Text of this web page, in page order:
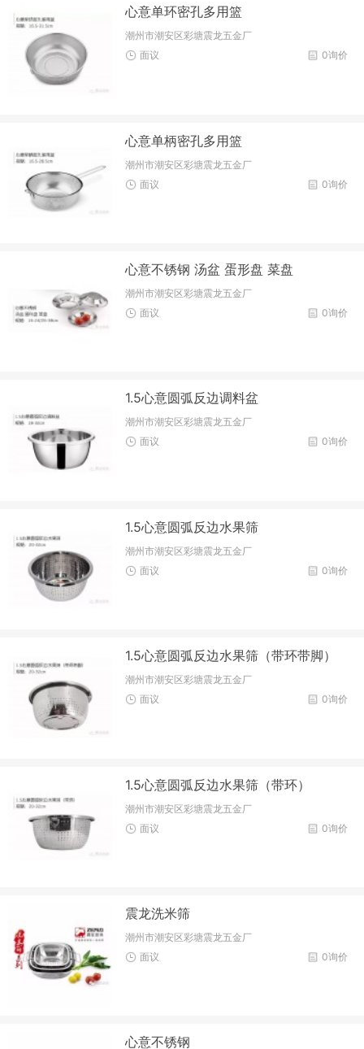
心意单环密孔多用篮
潮州市潮安区彩塘震龙五金厂
0询价
面议
心意单柄密孔多用篮
潮州市潮安区彩塘震龙五金厂
0询价
面议
心意不锈钢 汤盆 蛋形盘 菜盘
潮州市潮安区彩塘震龙五金厂
0询价
面议
1.5心意圆弧反边调料盆
潮州市潮安区彩塘震龙五金厂
0询价
面议
1.5心意圆弧反边水果筛
潮州市潮安区彩塘震龙五金厂
0询价
面议
1.5心意圆弧反边水果筛（带环带脚）
潮州市潮安区彩塘震龙五金厂
0询价
面议
1.5心意圆弧反边水果筛（带环）
潮州市潮安区彩塘震龙五金厂
0询价
面议
震龙洗米筛
潮州市潮安区彩塘震龙五金厂
0询价
面议
心意不锈钢